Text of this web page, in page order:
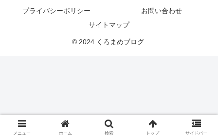
プライバシーポリシー
お問い合わせ
サイトマップ
© 2024 くろまめブログ.
メニュー ホーム 検索 トップ サイドバー